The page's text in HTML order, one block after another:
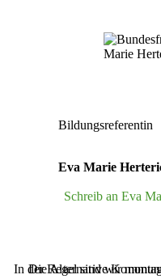
Bildungsreferentin
Eva Marie
Schreib an Eva
Die Alternative
In der Regel sind wir